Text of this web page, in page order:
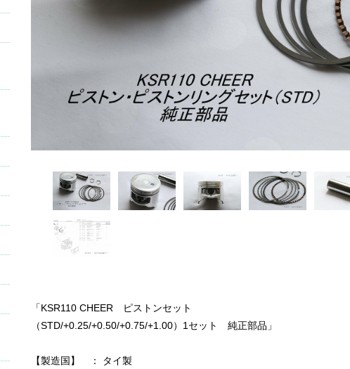
「KSR110 CHEER ピストンセット
（STD/+0.25/+0.50/+0.75/+1.00）1セット 純正部品」
【製造国】 ： タイ製